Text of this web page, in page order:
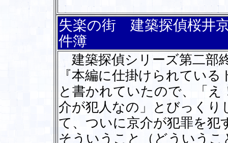
失楽の街 建築探偵桜井
件簿
建築探偵シリーズ第二部
『本編に仕掛けられてい
と書かれていたので、「
介が犯人なの」とびっくり
て、ついに京介が犯罪を犯
そういうこと（どういう